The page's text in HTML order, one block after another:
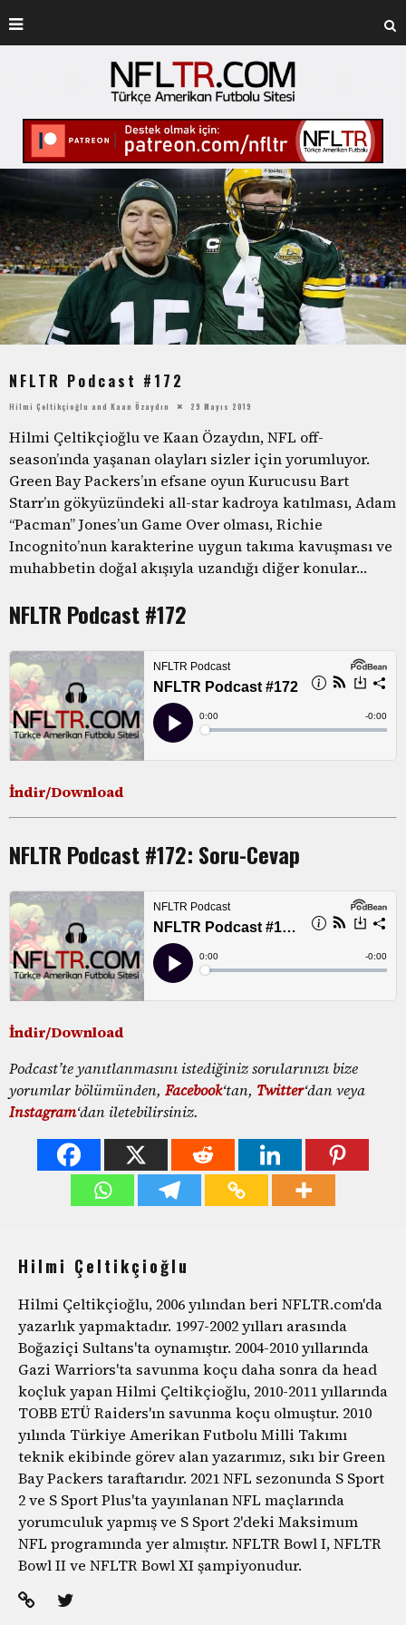
NFLTR Podcast #172
Hilmi Çeltikçioğlu and Kaan Özaydın 29 Mayıs 2019
Hilmi Çeltikçioğlu ve Kaan Özaydın, NFL off-
season’ında yaşanan olayları sizler için yorumluyor.
Green Bay Packers’ın efsane oyun Kurucusu Bart
Starr’ın gökyüzündeki all-star kadroya katılması, Adam
“Pacman” Jones’un Game Over olması, Richie
Incognito’nun karakterine uygun takıma kavuşması ve
muhabbetin doğal akışıyla uzandığı diğer konular…
NFLTR Podcast #172
İndir/Download
NFLTR Podcast #172: Soru-Cevap
İndir/Download
Podcast’te yanıtlanmasını istediğiniz sorularınızı bize
yorumlar bölümünden, Facebook‘tan, Twitter‘dan veya
Instagram‘dan iletebilirsiniz.
Hilmi Çeltikçioğlu
Hilmi Çeltikçioğlu, 2006 yılından beri NFLTR.com'da
yazarlık yapmaktadır. 1997-2002 yılları arasında
Boğaziçi Sultans'ta oynamıştır. 2004-2010 yıllarında
Gazi Warriors'ta savunma koçu daha sonra da head
koçluk yapan Hilmi Çeltikçioğlu, 2010-2011 yıllarında
TOBB ETÜ Raiders'ın savunma koçu olmuştur. 2010
yılında Türkiye Amerikan Futbolu Milli Takımı
teknik ekibinde görev alan yazarımız, sıkı bir Green
Bay Packers taraftarıdır. 2021 NFL sezonunda S Sport
2 ve S Sport Plus'ta yayınlanan NFL maçlarında
yorumculuk yapmış ve S Sport 2'deki Maksimum
NFL programında yer almıştır. NFLTR Bowl I, NFLTR
Bowl II ve NFLTR Bowl XI şampiyonudur.